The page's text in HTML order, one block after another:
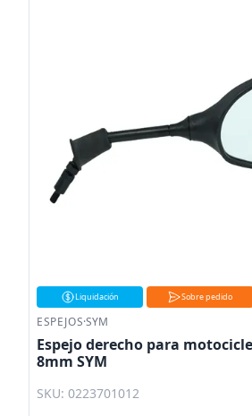
Liquidación Sobre pedido
ESPEJOS·SYM
Espejo derecho para
8mm SYM
SKU: 0223701012